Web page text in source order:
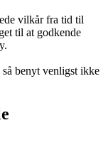
vilkår fra tid til
til at godkende
benyt venligst ikke